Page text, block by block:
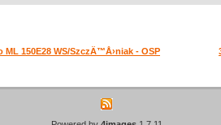
ML 150E28 WS/SzczÄ™Å›niak - OSP